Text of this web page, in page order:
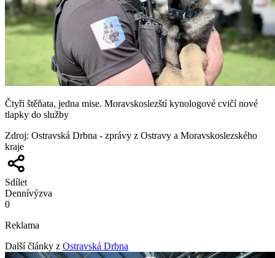
Čtyři štěňata, jedna mise. Moravskoslezští kynologové cvičí nové
tlapky do služby
Zdroj: Ostravská Drbna - zprávy z Ostravy a Moravskoslezského
kraje
Sdílet
Dennívýzva
0
Reklama
Další články z Ostravská Drbna